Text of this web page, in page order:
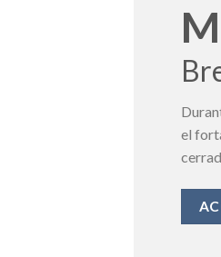
el